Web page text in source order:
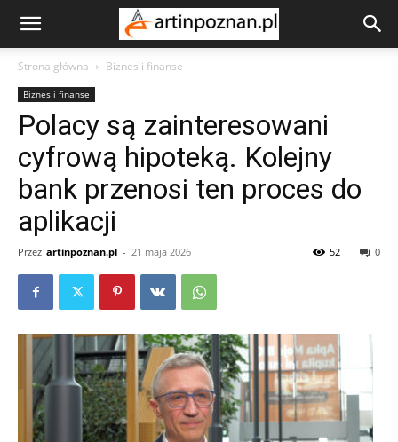
Strona główna Biznes i finanse
Biznes i finanse
Polacy są zainteresowani
cyfrową hipoteką. Kolejny
bank przenosi ten proces do
aplikacji
Przez artinpoznan.pl - 21 maja 2026 0
52